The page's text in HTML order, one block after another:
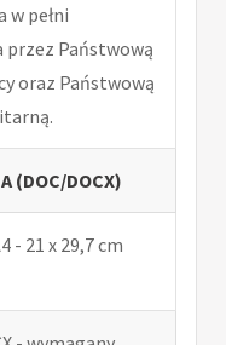
w pełni
Państwową
oraz Państwową
(DOC/DOCX)
- 21 x 29,7 cm